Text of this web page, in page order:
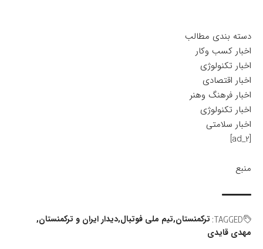
دسته بندی مطالب
اخبار کسب وکار
اخبار تکنولوژی
اخبار اقتصادی
اخبار فرهنگ وهنر
اخبار تکنولوژی
اخبار سلامتی
[ad_2]
منبع
TAGGED: ترکمنستان تیم ملی فوتبال دیدار ایران و ترکمنستان
مهدی قایدی